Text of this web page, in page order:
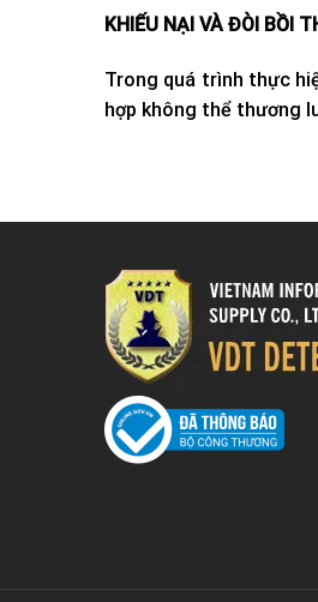
KHIẾU NẠI VÀ ĐÒI BỒI
Trong quá trình thực
hợp không thể thương